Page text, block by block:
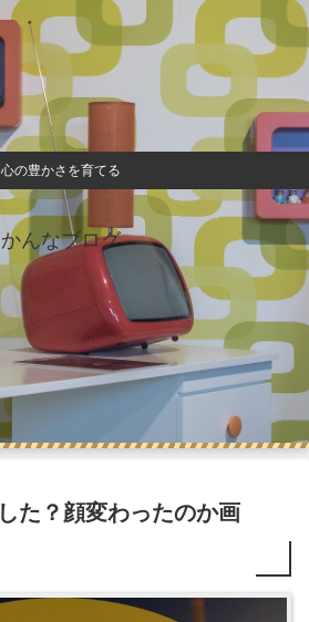
心の豊かさを育てる
かんなブログ
た？顔変わったのか画